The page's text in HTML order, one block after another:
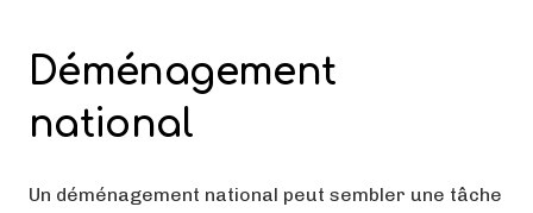
Déménagement
national
Un déménagement national peut sembler une tâche